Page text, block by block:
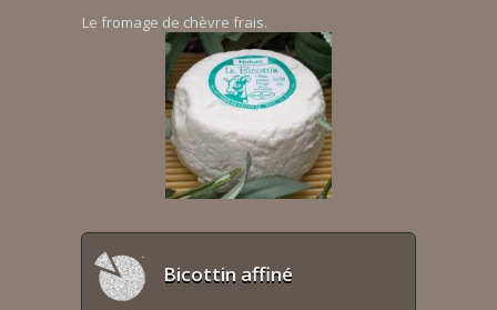
Le fromage de chèvre frais.
Bicottin affiné